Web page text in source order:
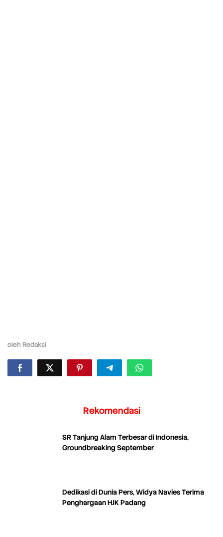
oleh Redaksi
Rekomendasi
SR Tanjung Alam Terbesar di Indonesia,
Groundbreaking September
Dedikasi di Dunia Pers, Widya Navies Terima
Penghargaan HJK Padang